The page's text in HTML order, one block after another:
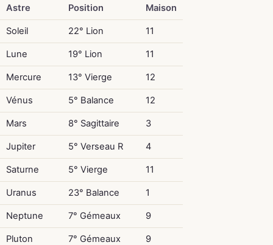
Astre Position Maison
Soleil 22° Lion 11
Lune 19° Lion 11
Mercure 13° Vierge 12
Vénus 5° Balance 12
Mars 8° Sagittaire 3
Jupiter 5° Verseau R 4
Saturne 5° Vierge 11
Uranus 23° Balance 1
Neptune 7° Gémeaux 9
Pluton 7° Gémeaux 9